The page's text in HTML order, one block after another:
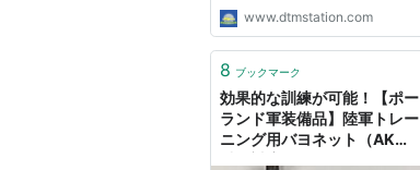
www.dtmstation.com
8 ブックマーク
効果的な訓練が可能！【ポー
ランド軍装備品】陸軍トレー
ニング用バヨネット（AKM